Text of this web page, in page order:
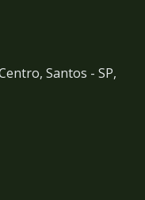
Santos - SP,